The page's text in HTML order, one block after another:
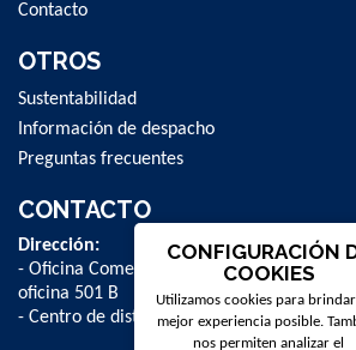
Contacto
OTROS
Sustentabilidad
Información de despacho
Preguntas frecuentes
CONTACTO
Dirección:
- Oficina Comercial y administrativa:
oficina 501 B
- Centro de distribución: La Farfana 500,
CONFIGURACIÓN
COOKIES
Utilizamos cookies para
mejor experiencia posible.
nos permiten analizar el